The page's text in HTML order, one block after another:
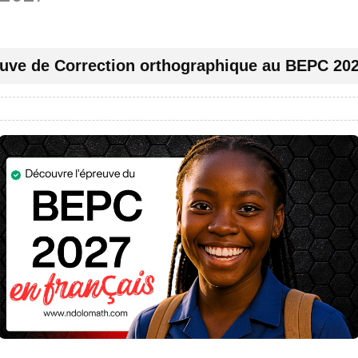
de Correction orthographique au BEPC